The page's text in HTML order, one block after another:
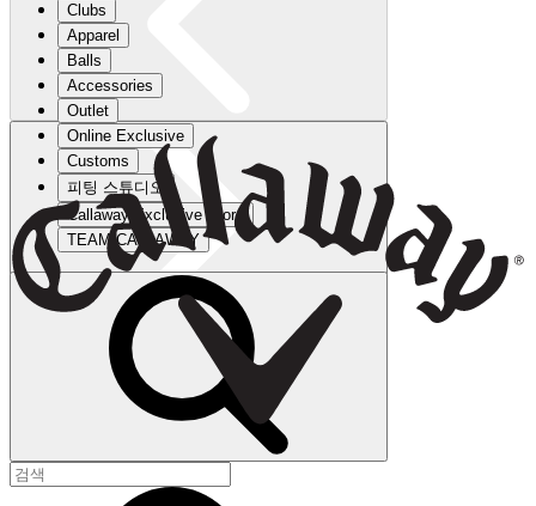
Clubs
Apparel
Balls
Accessories
Outlet
Online Exclusive
Customs
피팅 스튜디오
Callaway Exclusive Store
TEAM CALLAWAY